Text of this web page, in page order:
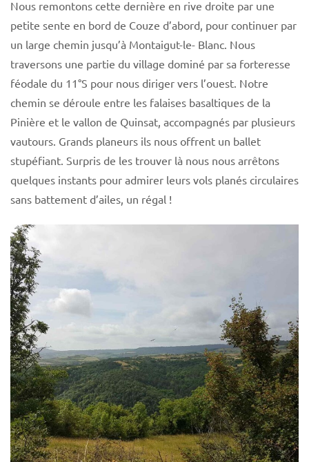
Nous remontons cette dernière en rive droite par une
petite sente en bord de Couze d’abord, pour continuer par
un large chemin jusqu’à Montaigut-le- Blanc. Nous
traversons une partie du village dominé par sa forteresse
féodale du 11°S pour nous diriger vers l’ouest. Notre
chemin se déroule entre les falaises basaltiques de la
Pinière et le vallon de Quinsat, accompagnés par plusieurs
vautours. Grands planeurs ils nous offrent un ballet
stupéfiant. Surpris de les trouver là nous nous arrêtons
quelques instants pour admirer leurs vols planés circulaires
sans battement d’ailes, un régal !